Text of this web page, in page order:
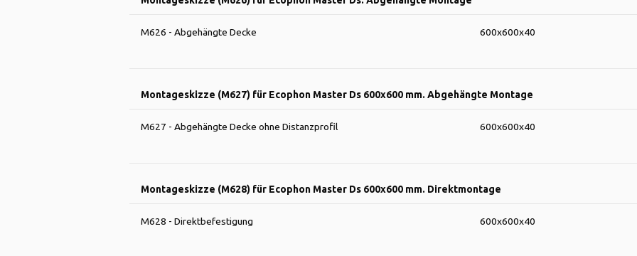
M626 - Abgehängte Decke 600x600x40
Montageskizze (M627) für Ecophon Master Ds 600x600 mm. Abgehängte Montage
M627 - Abgehängte Decke ohne Distanzprofil 600x600x40
Montageskizze (M628) für Ecophon Master Ds 600x600 mm. Direktmontage
M628 - Direktbefestigung 600x600x40